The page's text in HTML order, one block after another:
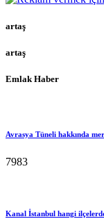
artaş
artaş
Emlak Haber
Avrasya Tüneli hakkında
7983
Kanal İstanbul hangi